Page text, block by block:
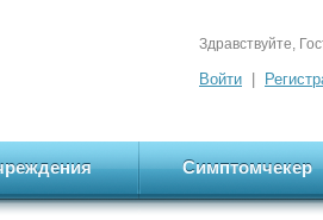
Здравствуйте,
Войти
Симптомчекер